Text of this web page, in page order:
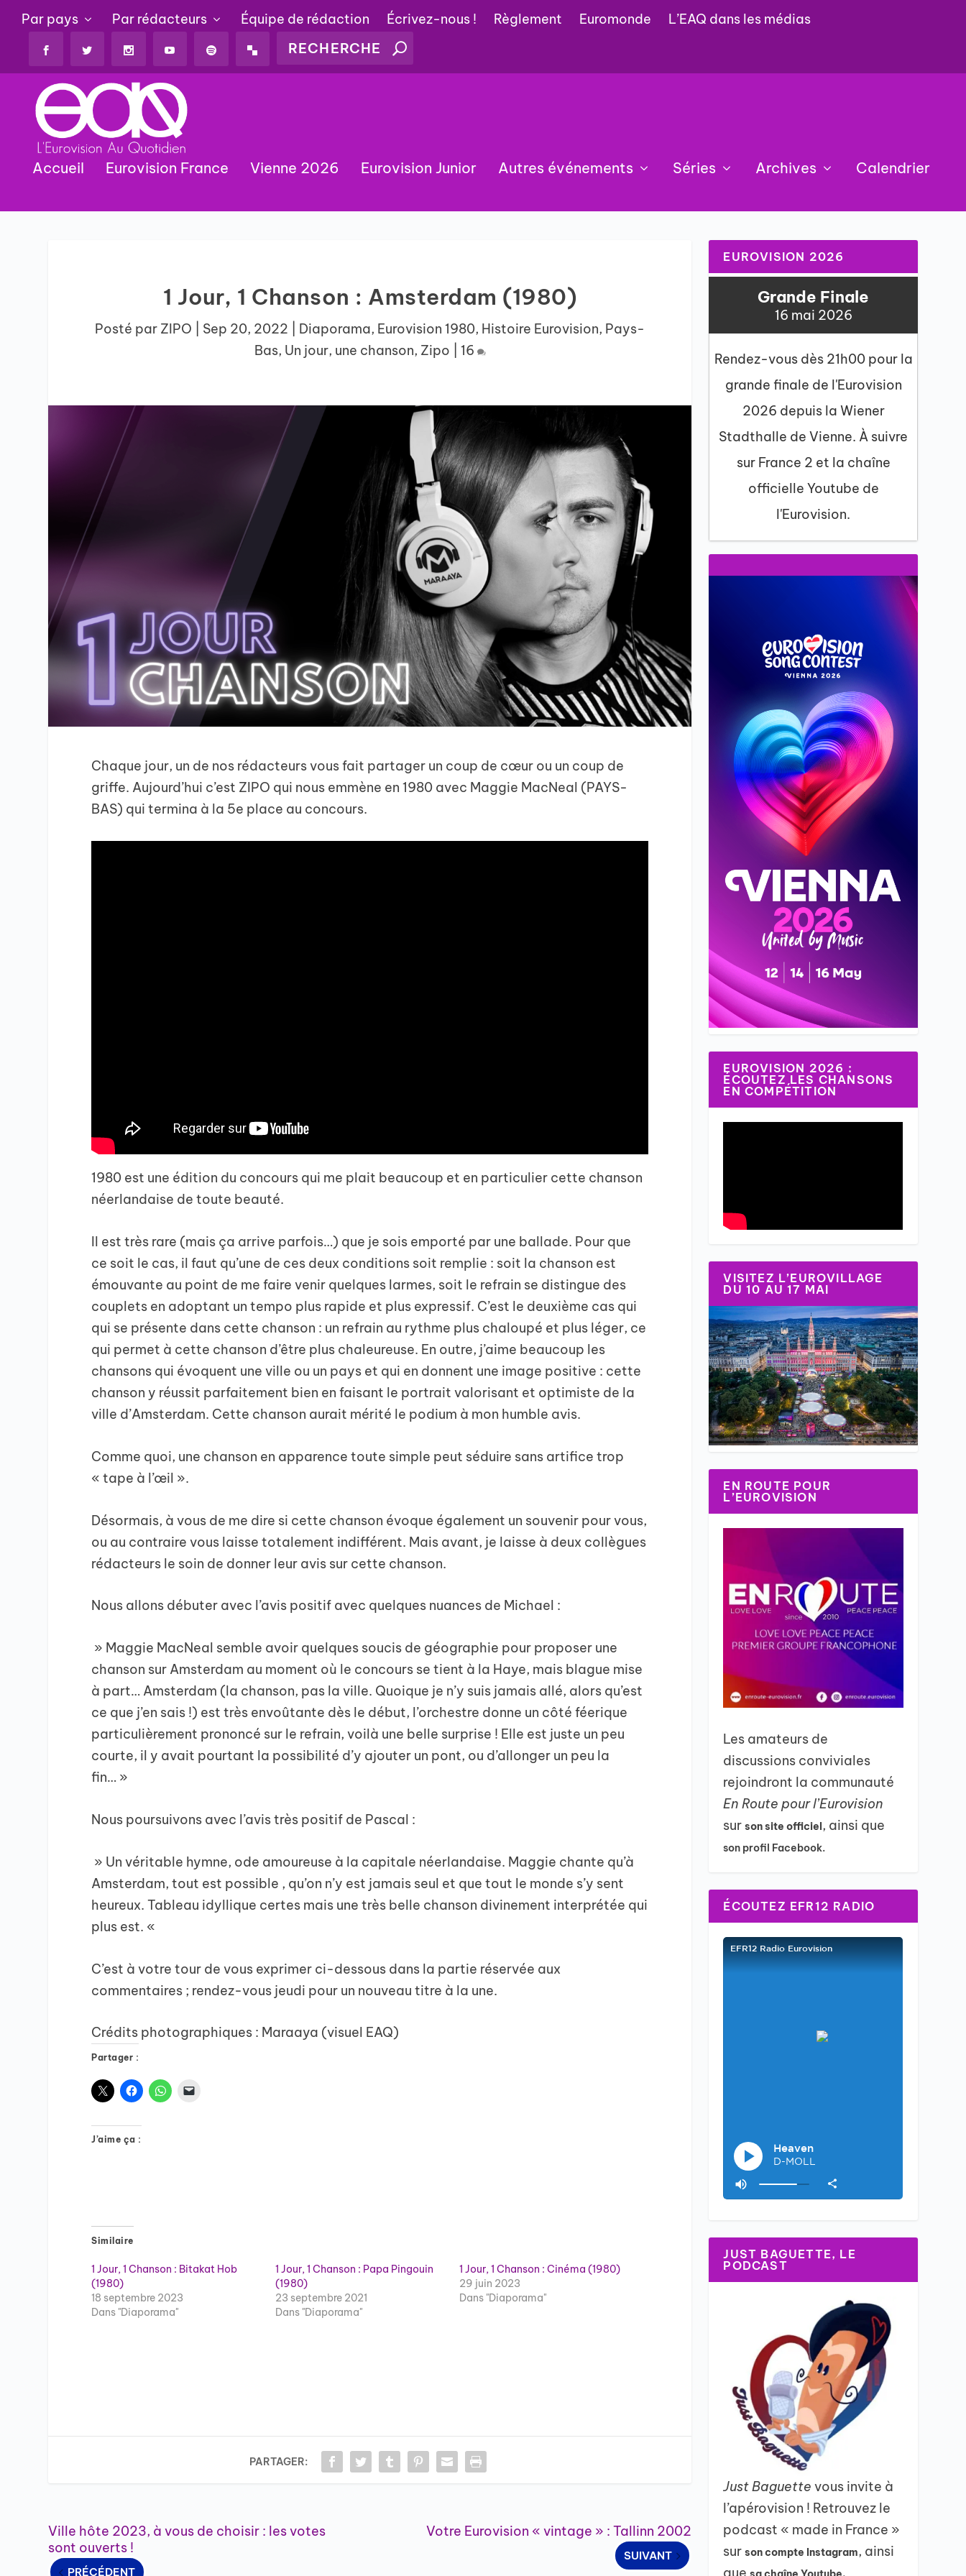
Par pays Par rédacteurs Équipe de rédaction Écrivez-nous ! Règlement Euromonde L’EAQ dans les médias
Accueil Eurovision France Vienne 2026 Eurovision Junior Autres événements Séries Archives Calendrier
1 Jour, 1 Chanson : Amsterdam (1980)
Posté par ZIPO Sep 20, 2022 Diaporama, Eurovision 1980, Histoire Eurovision, Pays-
Bas, Un jour, une chanson, Zipo 16
Chaque jour, un de nos rédacteurs vous fait partager un coup de cœur ou un coup de
griffe. Aujourd’hui c’est ZIPO qui nous emmène en 1980 avec Maggie MacNeal (PAYS-
BAS) qui termina à la 5e place au concours.
1980 est une édition du concours qui me plait beaucoup et en particulier cette chanson
néerlandaise de toute beauté.
Il est très rare (mais ça arrive parfois…) que je sois emporté par une ballade. Pour que
ce soit le cas, il faut qu’une de ces deux conditions soit remplie : soit la chanson est
émouvante au point de me faire venir quelques larmes, soit le refrain se distingue des
couplets en adoptant un tempo plus rapide et plus expressif. C’est le deuxième cas qui
qui se présente dans cette chanson : un refrain au rythme plus chaloupé et plus léger, ce
qui permet à cette chanson d’être plus chaleureuse. En outre, j’aime beaucoup les
chansons qui évoquent une ville ou un pays et qui en donnent une image positive : cette
chanson y réussit parfaitement bien en faisant le portrait valorisant et optimiste de la
ville d’Amsterdam. Cette chanson aurait mérité le podium à mon humble avis.
Comme quoi, une chanson en apparence toute simple peut séduire sans artifice trop
« tape à l’œil ».
Désormais, à vous de me dire si cette chanson évoque également un souvenir pour vous,
ou au contraire vous laisse totalement indifférent. Mais avant, je laisse à deux collègues
rédacteurs le soin de donner leur avis sur cette chanson.
Nous allons débuter avec l’avis positif avec quelques nuances de Michael :
» Maggie MacNeal semble avoir quelques soucis de géographie pour proposer une
chanson sur Amsterdam au moment où le concours se tient à la Haye, mais blague mise
à part… Amsterdam (la chanson, pas la ville. Quoique je n’y suis jamais allé, alors qu’est
ce que j’en sais !) est très envoûtante dès le début, l’orchestre donne un côté féerique
particulièrement prononcé sur le refrain, voilà une belle surprise ! Elle est juste un peu
courte, il y avait pourtant la possibilité d’y ajouter un pont, ou d’allonger un peu la
fin… »
Nous poursuivons avec l’avis très positif de Pascal :
» Un véritable hymne, ode amoureuse à la capitale néerlandaise. Maggie chante qu’à
Amsterdam, tout est possible , qu’on n’y est jamais seul et que tout le monde s’y sent
heureux. Tableau idyllique certes mais une très belle chanson divinement interprétée qui
plus est. «
C’est à votre tour de vous exprimer ci-dessous dans la partie réservée aux
commentaires ; rendez-vous jeudi pour un nouveau titre à la une.
Crédits photographiques : Maraaya (visuel EAQ)
Partager :
J’aime ça :
Similaire
1 Jour, 1 Chanson : Bitakat Hob
(1980)
18 septembre 2023
Dans "Diaporama"
1 Jour, 1 Chanson : Papa Pingouin
(1980)
23 septembre 2021
Dans "Diaporama"
1 Jour, 1 Chanson : Cinéma (1980)
29 juin 2023
Dans "Diaporama"
PARTAGER:
Ville hôte 2023, à vous de choisir : les votes
sont ouverts !
PRÉCÉDENT
Votre Eurovision « vintage » : Tallinn 2002
SUIVANT
EUROVISION 2026
Grande Finale
16 mai 2026
Rendez-vous dès 21h00 pour la
grande finale de l'Eurovision
2026 depuis la Wiener
Stadthalle de Vienne. À suivre
sur France 2 et la chaîne
officielle Youtube de
l'Eurovision.
EUROVISION 2026 :
ÉCOUTEZ LES CHANSONS
EN COMPÉTITION
VISITEZ L’EUROVILLAGE
DU 10 AU 17 MAI
EN ROUTE POUR
L’EUROVISION
Les amateurs de
discussions conviviales
rejoindront la communauté
En Route pour l’Eurovision
surson site officiel, ainsi que
son profil Facebook.
ÉCOUTEZ EFR12 RADIO
JUST BAGUETTE, LE
PODCAST
Just Baguettevous invite à
l’apérovision ! Retrouvez le
podcast « made in France »
surson compte Instagram, ainsi